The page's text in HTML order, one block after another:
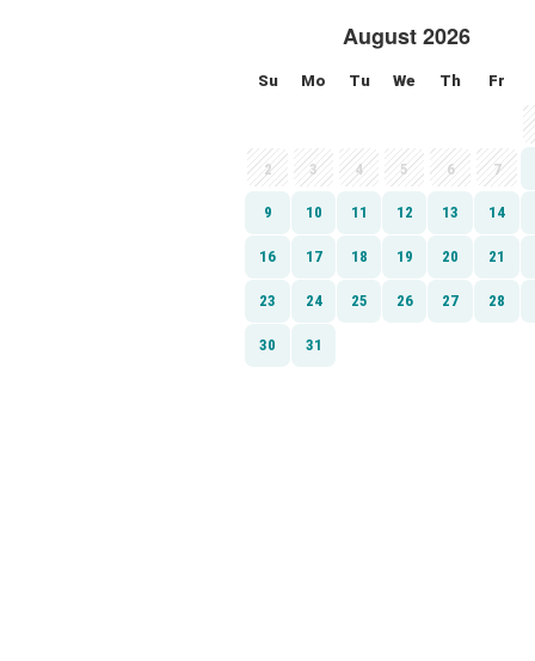
August 2026
Su Mo Tu We Th Fr
2 3 4 5 6 7
9 10 11 12 13 14
16 17 18 19 20 21
23 24 25 26 27 28
30 31